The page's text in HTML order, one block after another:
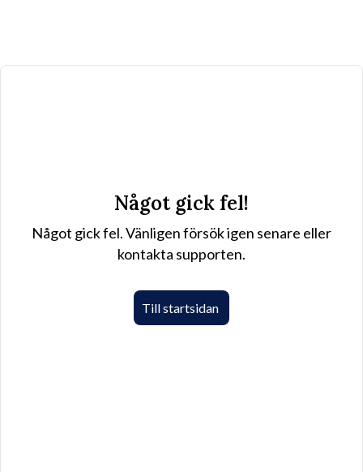
Något gick fel!
Något gick fel. Vänligen försök igen senare eller
kontakta supporten.
Till startsidan